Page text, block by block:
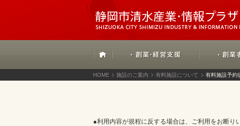
HOME 施設のご案内 有料施設について 有料施設予約
●利用内容が規程に反する場合は、ご利用をお断り